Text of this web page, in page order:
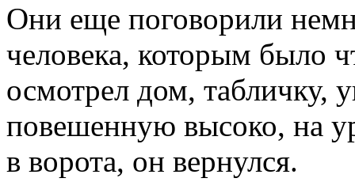
Они еще поговорили
человека, которым было
осмотрел дом,
повешенную высоко, на
в ворота, он вернулся.